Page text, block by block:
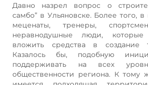
Давно назрел вопрос о
самбо” в Ульяновске. Более того,
меценаты, тренеры,
неравнодушные люди,
вложить средства в создание
Казалось бы, подобную
поддерживать на всех
общественности региона. К тому